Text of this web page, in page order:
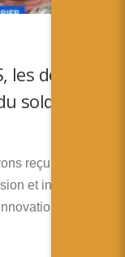
défis
soldat
reçu Vincent
et ingénieur
de son